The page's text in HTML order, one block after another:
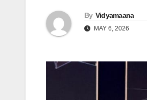
By Vidyamaana
MAY 6, 2026